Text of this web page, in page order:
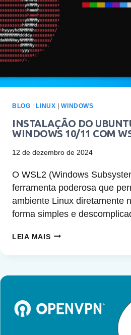
BLOG LINUX |WINDOWS
INSTALAÇÃO DO
WINDOWS 10/11 COM
12 de dezembro de 2024
O WSL2 (Windows
ferramenta poderosa que
ambiente Linux diretamente
forma simples e
LEIA MAISINSTALAÇÃO
22.04
WINDOWS
10/11